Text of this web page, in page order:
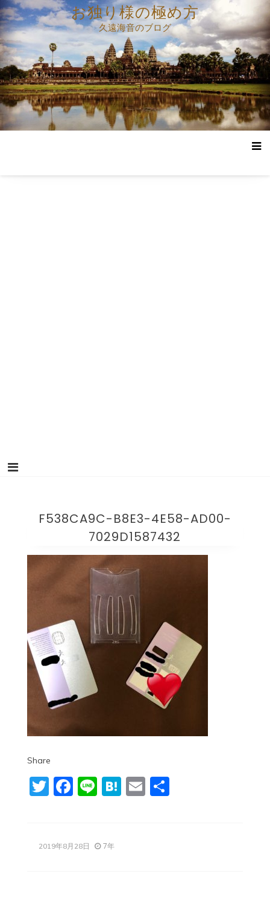
コ
ン
テ
ン
ツ
へ
ス
キ
ッ
お独り様の極め方
久遠海音のブログ
F538CA9C-B8E3-4E58-AD00-
7029D1587432
Share
Twitter
Facebook
LineHatena
Email
共
2019年8月28日 7年